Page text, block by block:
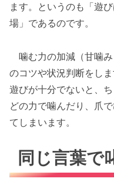
ます。というのも「遊
場」であるのです。
噛む力の加減（甘噛
のコツや状況判断をし
遊びが十分でないと、
どの力で噛んだり、爪
てしまいます。
同じ言葉で